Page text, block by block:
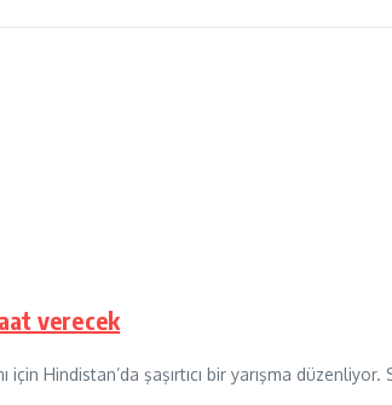
verecek
Hindistan’da şaşırtıcı bir yarışma